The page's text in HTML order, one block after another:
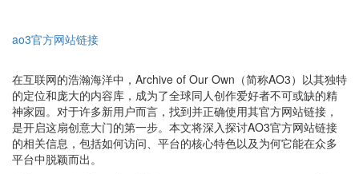
ao3官方网站链接
在互联网的浩瀚海洋中，Archive of Our Own（简称AO3）以其独特
的定位和庞大的内容库，成为了全球同人创作爱好者不可或缺的精
神家园。对于许多新用户而言，找到并正确使用其官方网站链接，
是开启这扇创意大门的第一步。本文将深入探讨AO3官方网站链接
的相关信息，包括如何访问、平台的核心特色以及为何它能在众多
平台中脱颖而出。